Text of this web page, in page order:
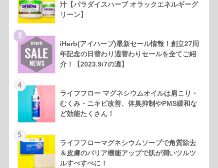
汁【パラダイスハーブ オラックエネルギーグ
リーン】
3
iHerb(アイハーブ)最新セール情報！創立27周
年記念の日替わり週替わりセールを全てご紹
介！【2023.9/7の週】
4
ライフフロー マグネシウムオイルは肩こり・
むくみ・ニキビ改善、体臭抑制やPMS緩和な
ど効能たくさん！
5
ライフフローマグネシウムソープで角質除去
＆皮膚のバリア機能アップで肌が潤いツルツ
ルすべすべに！